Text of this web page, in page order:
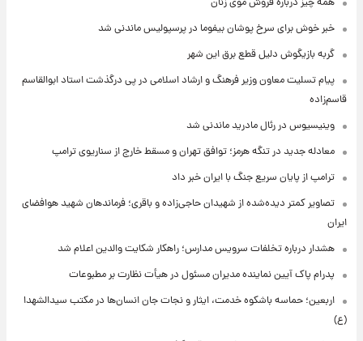
خبر خوش برای سرخ پوشان بیفوما در پرسپولیس ماندنی شد
گربه بازیگوش دلیل قطع برق این شهر
پیام تسلیت معاون وزیر فرهنگ و ارشاد اسلامی در پی درگذشت استاد ابوالقاسم
قاسم‌زاده
وینیسیوس در رئال مادرید ماندنی شد
معادله جدید در تنگه هرمز؛ توافق تهران و مسقط خارج از سناریوی ترامپ
ترامپ از پایان سریع جنگ با ایران خبر داد
تصاویر کمتر دیده‌شده از شهیدان حاجی‌زاده و باقری؛ فرماندهان شهید هوافضای
ایران
هشدار درباره تخلفات سرویس مدارس؛ راهکار شکایت والدین اعلام شد
پدرام پاک آیین نماینده مدیران مسئول در هیأت نظارت بر مطبوعات
اربعین؛ حماسه باشکوه خدمت، ایثار و نجات جان انسان‌ها در مکتب سیدالشهدا
(ع)